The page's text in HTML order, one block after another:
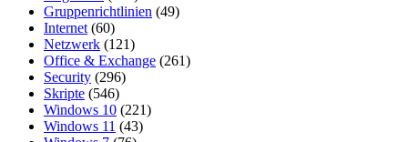
Gruppenrichtlinien (49)
Internet (60)
Netzwerk (121)
Office & Exchange (261)
Security (296)
Skripte (546)
Windows 10 (221)
Windows 11 (43)